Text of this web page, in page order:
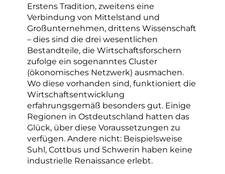
Erstens Tradition, zweitens eine
Verbindung von Mittelstand und
Großunternehmen, drittens Wissenschaft
– dies sind die drei wesentlichen
Bestandteile, die Wirtschaftsforschern
zufolge ein sogenanntes Cluster
(ökonomisches Netzwerk) ausmachen.
Wo diese vorhanden sind, funktioniert die
Wirtschaftsentwicklung
erfahrungsgemäß besonders gut. Einige
Regionen in Ostdeutschland hatten das
Glück, über diese Voraussetzungen zu
verfügen. Andere nicht: Beispielsweise
Suhl, Cottbus und Schwerin haben keine
industrielle Renaissance erlebt.